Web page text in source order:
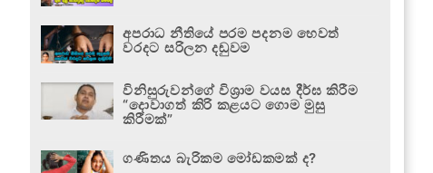
අපරාධ නීතියේ පරම පදනම හෙවත්
වරදට සරිලන දඬුවම
විනිසුරුවන්ගේ විශ්‍රාම වයස දීර්ඝ කිරීම
“දොවාගත් කිරි කළයට ගොම මුසු
කිරීමක්”
ගණිතය බැරිකම මෝඩකමක් ද?